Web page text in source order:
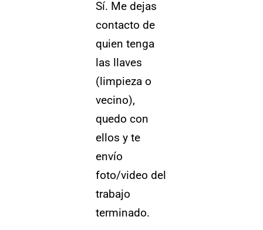
Sí. Me dejas
contacto de
quien tenga
las llaves
(limpieza o
vecino),
quedo con
ellos y te
envío
foto/video del
trabajo
terminado.